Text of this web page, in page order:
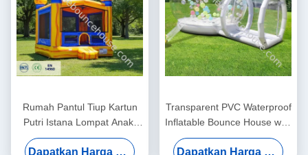
Rumah Pantul Tiup Kartun
Putri Istana Lompat Anak-
anak Bouncer Rumah Pantul
Tiup Luar Ruangan Anak-
Dapatkan Harga Terbaik
Transparent PVC Waterproof
Inflatable Bounce House with
3-Year Warranty and CE
Blower Included Dapatkan Harga Terbaik